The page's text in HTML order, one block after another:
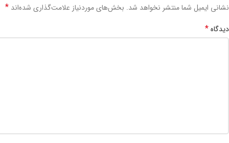
نشانی ایمیل شما منتشر نخواهد شد. بخش‌های موردنیاز علامت‌گذاری شده‌اند *
دیدگاه*